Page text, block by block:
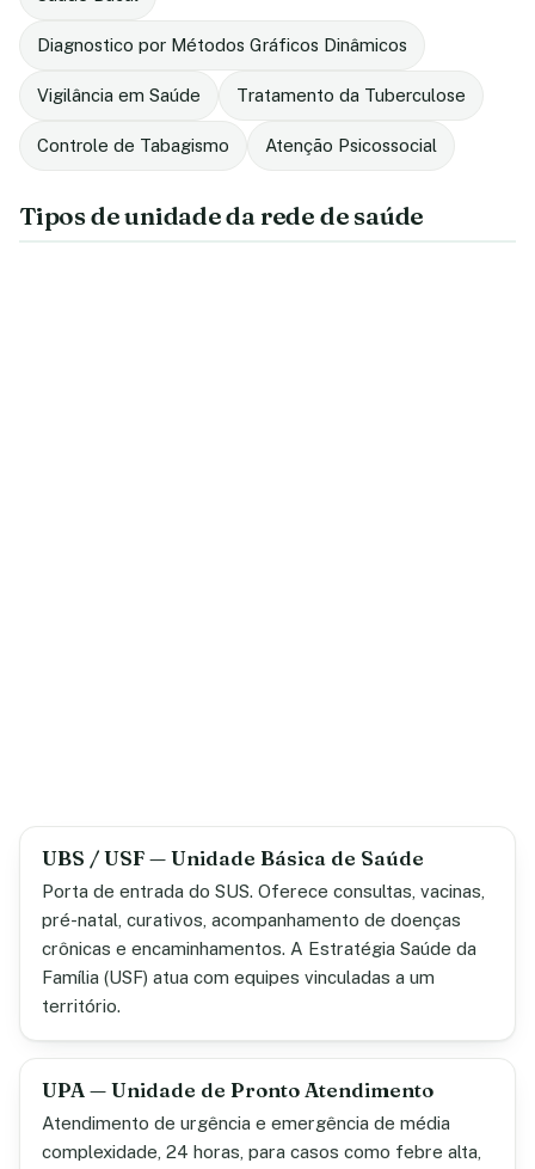
Diagnostico por Métodos Gráficos Dinâmicos
Vigilância em Saúde Tratamento da Tuberculose
Controle de Tabagismo Atenção Psicossocial
Tipos de unidade da rede de saúde
UBS / USF — Unidade Básica de Saúde
Porta de entrada do SUS. Oferece consultas, vacinas,
pré-natal, curativos, acompanhamento de doenças
crônicas e encaminhamentos. A Estratégia Saúde da
Família (USF) atua com equipes vinculadas a um
território.
UPA — Unidade de Pronto Atendimento
Atendimento de urgência e emergência de média
complexidade, 24 horas, para casos como febre alta,